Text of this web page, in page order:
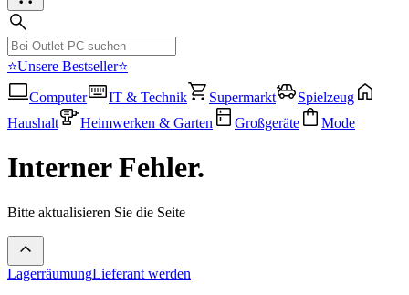
⭐Unsere Bestseller⭐
Computer
IT & Technik Supermarkt
Spielzeug
Haushalt
Heimwerken & Garten Großgeräte Mode
Interner Fehler.
Bitte aktualisieren Sie die Seite
LagerräumungLieferant werden